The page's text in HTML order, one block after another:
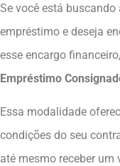
Se você está
empréstimo e deseja
esse encargo
Empréstimo
Essa modalidade
condições do seu
até mesmo receber